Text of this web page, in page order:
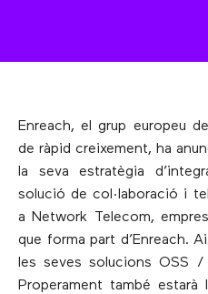
Enreach, el grup europeu
de ràpid creixement, ha
la seva estratègia
solució de col·laboració i
a Network Telecom,
que forma part d’Enreach.
les seves solucions OSS
Properament també